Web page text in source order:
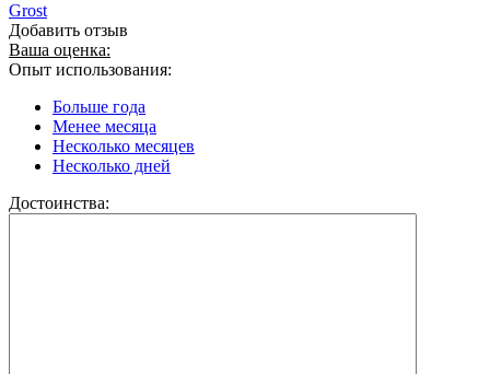
Grost
Добавить отзыв
Ваша оценка:
Опыт использования:
Больше года
Менее месяца
Несколько месяцев
Несколько дней
Достоинства: